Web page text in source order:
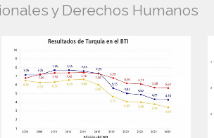
y Derechos Humanos